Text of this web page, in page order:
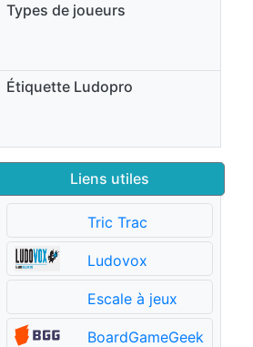
Types de joueurs
Étiquette Ludopro
Liens utiles
Tric Trac
Ludovox
Escale à jeux
BoardGameGeek